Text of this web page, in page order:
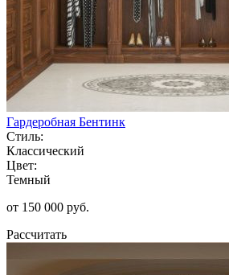
Гардеробная Бентинк
Стиль:
Классический
Цвет:
Темный
от 150 000 руб.
Рассчитать